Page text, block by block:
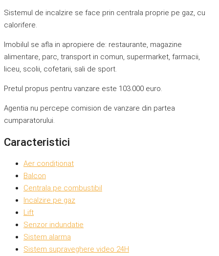
Sistemul de incalzire se face prin centrala proprie pe gaz, cu
calorifere.
Imobilul se afla in apropiere de: restaurante, magazine
alimentare, parc, transport in comun, supermarket, farmacii,
liceu, scolii, cofetarii, sali de sport.
Pretul propus pentru vanzare este 103.000 euro.
Agentia nu percepe comision de vanzare din partea
cumparatorului.
Caracteristici
Aer condiționat
Balcon
Centrala pe combustibil
Incalzire pe gaz
Lift
Senzor indundatie
Sistem alarma
Sistem supraveghere video 24H